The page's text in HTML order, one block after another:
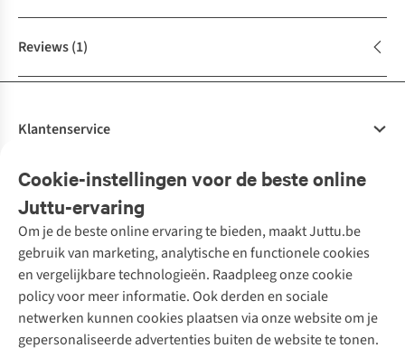
Reviews(1)
Cookie-instellingen voor de beste online
Juttu-ervaring
Om je de beste online ervaring te bieden, maakt Juttu.be
gebruik van marketing, analytische en functionele cookies
en vergelijkbare technologieën. Raadpleeg onze cookie
policy voor meer informatie. Ook derden en sociale
netwerken kunnen cookies plaatsen via onze website om je
gepersonaliseerde advertenties buiten de website te tonen.
Klantenservice
Bestellen
Betalen
10% studentenkorting
Klarna - achteraf betalen
Levering
Retourneren
Bestelling herroepen
Onze diensten
Tweedehands - ReJUsed
Kledingatelier
Personal shopping
Textielbox
Events / workshops
Juttu
Over ons
Juttu Friends
Inspiratie
Werken bij Juttu
Merken
Nathalie Vleeschouwer
Selected dames